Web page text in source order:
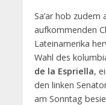
Sa’ar hob zudem
aufkommenden
Lateinamerika
Wahl des
de la Espriella,
den linken
am Sonntag